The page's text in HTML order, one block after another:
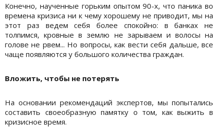
Конечно, наученные горьким опытом 90-х, что паника во
времена кризиса ни к чему хорошему не приводит, мы на
этот раз ведем себя более спокойно: в банках не
толпимся, кровные в землю не зарываем и волосы на
голове не рвем... Но вопросы, как вести себя дальше, все
чаще появляются у большого количества граждан.
Вложить, чтобы не потерять
На основании рекомендаций экспертов, мы попытались
составить своеобразную памятку о том, как выжить в
кризисное время.